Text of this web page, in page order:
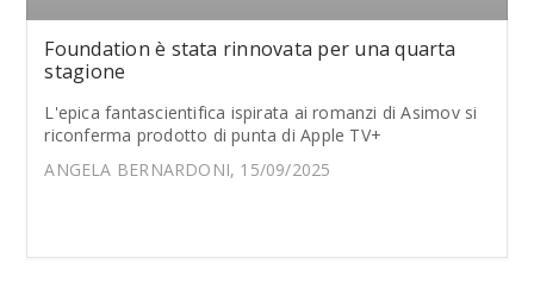
Foundation è stata rinnovata per una quarta
stagione
L'epica fantascientifica ispirata ai romanzi di Asimov si
riconferma prodotto di punta di Apple TV+
ANGELA BERNARDONI, 15/09/2025